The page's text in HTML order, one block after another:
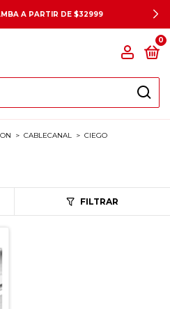
A PARTIR DE $32999
0
> CABLECANAL > CIEGO
FILTRAR